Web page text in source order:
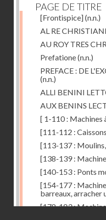
PAGE DE TITRE
[Frontispice](n.n.)
AL RE
AU ROY TRES
Prefatione(n.n.)
PREFACE : DE
(n.n.)
ALLI BENINI
AUX BENINS
[ 1-110 : Machines
[111-112 :
[113-137 :
[138-139 :
[140-153 : Ponts
[154-177 :
barreaux, arracher
[178-183 :